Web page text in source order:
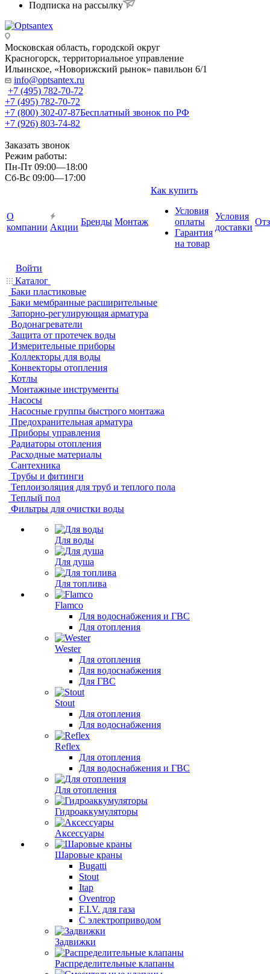
Подписка на рассылку
Московская область, городской округ
Красногорск, территориальное управление
Ильинское, «Новорижский рынок» павильон 6/1
info@optsantex.ru
+7 (495) 782-70-72
+7 (495) 782-70-72
+7 (800) 302-07-87Бесплатный звонок по РФ
+7 (926) 803-74-82
Заказать звонок
Режим работы:
Пн-Пт 09:00—18:00
Сб-Вс 09:00—17:00
О
компании Акции
Бренды Монтаж
Как купить
Условия
оплаты
Гарантия
на товар
Условия
доставки
Войти
Каталог
Баки пластиковые
Баки мембранные расширительные
Запорно-регулирующая арматура
Водонагреватели
Защита от протечек воды
Измерительные приборы
Коллекторы для воды
Конвекторы отопления
Котлы
Монтажные инструменты
Насосы
Насосные группы быстрого монтажа
Предохранительная арматура
Приборы управления
Радиаторы отопления
Расходные материалы
Сантехника
Трубы и фитинги
Теплоизоляция для труб и теплого пола
Теплый пол
Фильтры для очистки воды
Для воды
Для душа
Для топлива
Flamco
Для водоснабжения и ГВС
Для отопления
Wester
Для отопления
Для водоснабжения
Для ГВС
Stout
Для отопления
Для водоснабжения
Reflex
Для отопления
Для водоснабжения и ГВС
Для отопления
Гидроаккумуляторы
Аксессуары
Шаровые краны
Bugatti
Stout
Itap
Oventrop
F.I.V. для газа
С электроприводом
Задвижки
Распределительные клапаны